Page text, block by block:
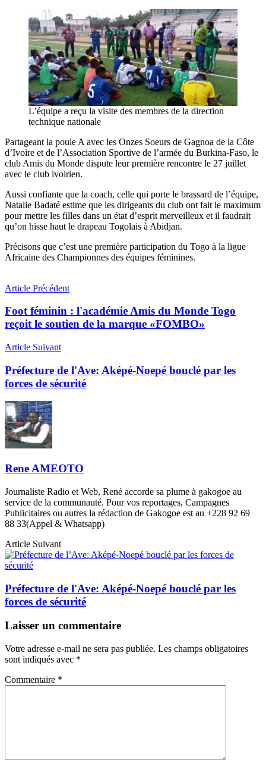
L’équipe a reçu la visite des membres de la direction
technique nationale
Partageant la poule A avec les Onzes Soeurs de Gagnoa de la Côte
d’Ivoire et de l’Association Sportive de l’armée du Burkina-Faso, le
club Amis du Monde dispute leur première rencontre le 27 juillet
avec le club ivoirien.
Aussi confiante que la coach, celle qui porte le brassard de l’équipe,
Natalie Badaté estime que les dirigeants du club ont fait le maximum
pour mettre les filles dans un état d’esprit merveilleux et il faudrait
qu’on hisse haut le drapeau Togolais à Abidjan.
Précisons que c’est une première participation du Togo à la ligue
Africaine des Championnes des équipes féminines.
Article Précédent
Foot féminin : l'académie Amis du Monde Togo
reçoit le soutien de la marque «FOMBO»
Article Suivant
Préfecture de l'Ave: Aképé-Noepé bouclé par les
forces de sécurité
Rene AMEOTO
Journaliste Radio et Web, René accorde sa plume à gakogoe au
service de la communauté. Pour vos reportages, Campagnes
Publicitaires ou autres la rédaction de Gakogoe est au +228 92 69
88 33(Appel & Whatsapp)
Article Suivant
Préfecture de l'Ave: Aképé-Noepé bouclé par les
forces de sécurité
Laisser un commentaire
Votre adresse e-mail ne sera pas publiée. Les champs obligatoires
sont indiqués avec *
Commentaire *